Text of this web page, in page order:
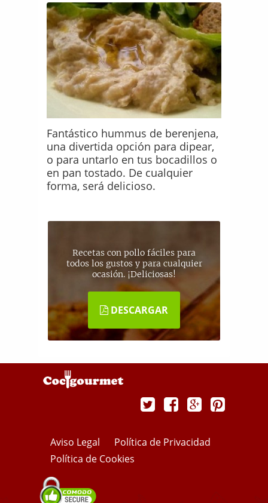
Fantástico hummus de berenjena,
una divertida opción para dipear,
o para untarlo en tus bocadillos o
en pan tostado. De cualquier
forma, será delicioso.
Recetas con pollo fáciles para
todos los gustos y para cualquier
ocasión. ¡Deliciosas!
DESCARGAR
Aviso Legal
Política de Privacidad
Política de Cookies